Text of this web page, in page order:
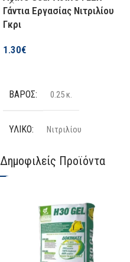
Γάντια Εργασίας Νιτριλίου
Γκρι
1.30€
ΒΆΡΟΣ 0.25 κ.
ΥΛΙΚΌ Νιτριλίου
ΧΡΏΜΑ Γκρι
ΑΔΙΆΒΡΟΧΑ Όχι
Δημοφιλείς Προϊόντα